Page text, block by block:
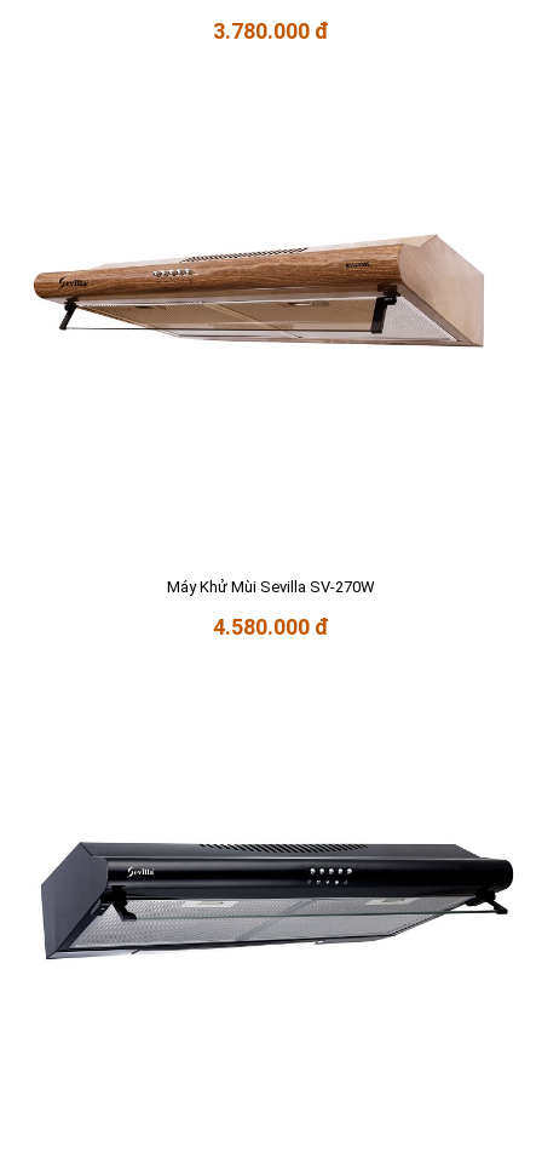
3.780.000 đ
Máy Khử Mùi Sevilla SV-270W
4.580.000 đ